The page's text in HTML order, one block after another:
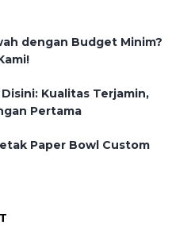
dengan Budget Minim?
Kualitas Terjamin,
Pertama
Paper Bowl Custom